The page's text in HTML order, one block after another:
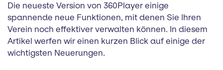
Die neueste Version von 360Player einige
spannende neue Funktionen, mit denen Sie Ihren
Verein noch effektiver verwalten können. In diesem
Artikel werfen wir einen kurzen Blick auf einige der
wichtigsten Neuerungen.